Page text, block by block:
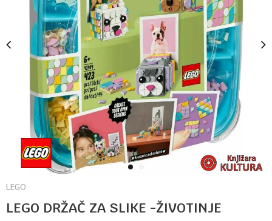
1
LEGO
LEGO DRŽAČ ZA SLIKE -ŽIVOTINJE